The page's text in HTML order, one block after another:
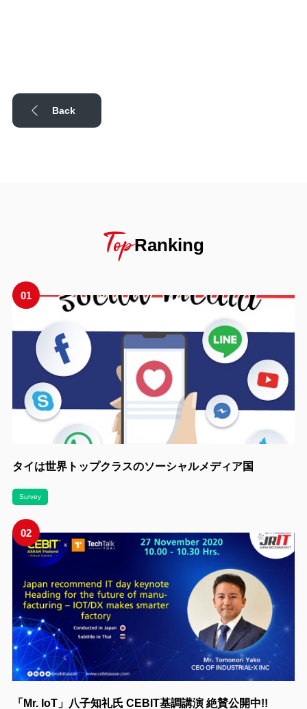
Back
TopRanking
01
タイは世界トップクラスのソーシャルメディア国
Survey
02
「Mr. IoT」八子知礼氏 CEBIT基調講演 絶賛公開中!!